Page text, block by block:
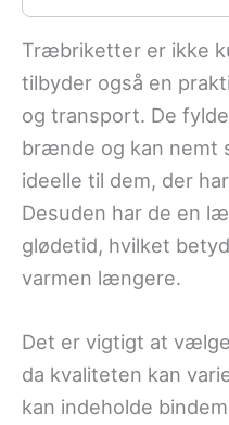
Træbriketter er ikke
tilbyder også en
og transport. De
brænde og kan nemt
ideelle til dem, der
Desuden har de en
glødetid, hvilket
varmen længere.
Det er vigtigt at
da kvaliteten kan
kan indeholde